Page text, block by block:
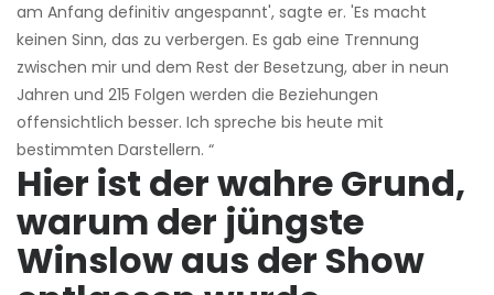
am Anfang definitiv angespannt', sagte er. 'Es macht
keinen Sinn, das zu verbergen. Es gab eine Trennung
zwischen mir und dem Rest der Besetzung, aber in neun
Jahren und 215 Folgen werden die Beziehungen
offensichtlich besser. Ich spreche bis heute mit
bestimmten Darstellern. “
Hier ist der wahre Grund,
warum der jüngste
Winslow aus der Show